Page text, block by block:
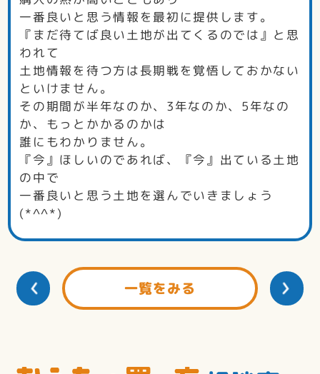
一番良いと思う情報を最初に提供します。
『まだ待てば良い土地が出てくるのでは』と思
われて
土地情報を待つ方は長期戦を覚悟しておかない
といけません。
その期間が半年なのか、3年なのか、5年なの
か、もっとかかるのかは
誰にもわかりません。
『今』ほしいのであれば、『今』出ている土地
の中で
一番良いと思う土地を選んでいきましょう
(*^^*)
一覧をみる